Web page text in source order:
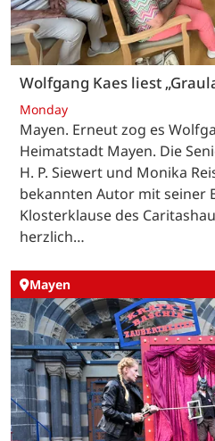
Wolfgang Kaes liest
Monday
Mayen. Erneut zog es
Heimatstadt Mayen. Die
H. P. Siewert und Monika
bekannten Autor mit seiner
Klosterklause des
herzlich…
Mayen